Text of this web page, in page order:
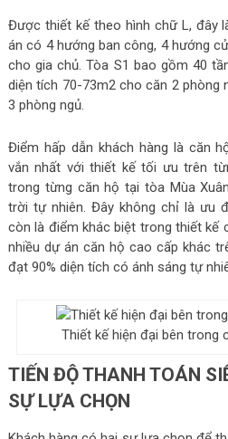
Được thiết kế theo hình chữ L, đây
án có 4 hướng ban công, 4 hướng
cho gia chủ. Tòa S1 bao gồm 40
diện tích 70-73m2 cho căn 2 phòng
3 phòng ngủ.
Điểm hấp dẫn khách hàng là căn
vắn nhất với thiết kế tối ưu trên
trong từng căn hộ tại tòa Mùa
trời tự nhiên. Đây không chỉ là ưu
còn là điểm khác biệt trong thiết kế
nhiều dự án căn hộ cao cấp khác
đạt 90% diện tích có ánh sáng tự
Thiết kế hiện đại bên trong
TIẾN ĐỘ THANH TOÁN
SỰ LỰA CHỌN